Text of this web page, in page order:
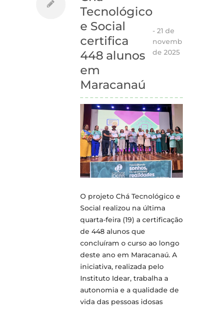
Tecnológico
e Social
certifica
448 alunos
em
Maracanaú
- 21 de
novembro
de 2025
O projeto Chá Tecnológico e
Social realizou na última
quarta-feira (19) a certificação
de 448 alunos que
concluíram o curso ao longo
deste ano em Maracanaú. A
iniciativa, realizada pelo
Instituto Idear, trabalha a
autonomia e a qualidade de
vida das pessoas idosas